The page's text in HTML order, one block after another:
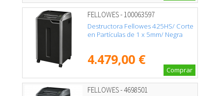
FELLOWES - 100063597
Destructora Fellowes 425HS/ Corte
en Partículas de 1 x 5mm/ Negra
4.479,00 €
Comprar
FELLOWES - 4698501